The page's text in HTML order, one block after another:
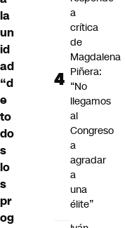
la
un
id
ad
“d
e
to
do
s
lo
s
pr
og
a
crítica
de
Magdalena
Piñera:
“No
llegamos
al
Congreso
a
agradar
a
una
élite”